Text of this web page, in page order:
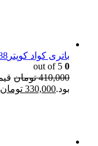
باتری کواد کوپترE88
0
410,000 تومان
بود.330,000 تومان